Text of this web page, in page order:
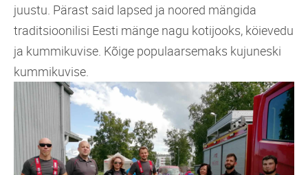
juustu. Pärast said lapsed ja noored mängida
traditsioonilisi Eesti mänge nagu kotijooks, köievedu
ja kummikuvise. Kõige populaarsemaks kujuneski
kummikuvise.